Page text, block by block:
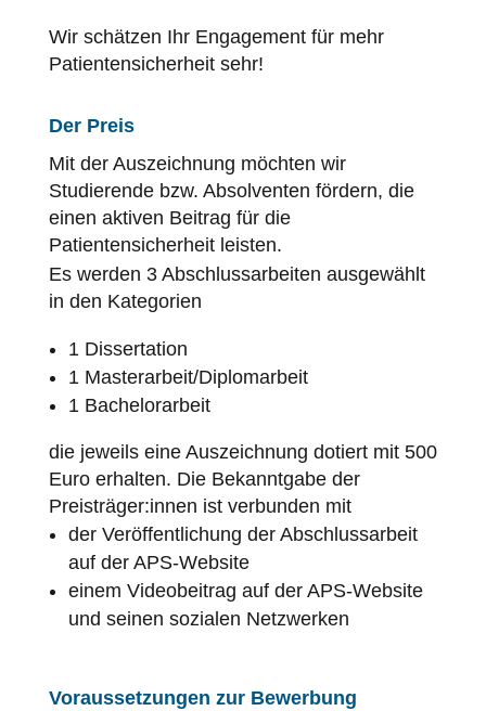
Wir schätzen Ihr Engagement für mehr
Patientensicherheitsehr!
Der Preis
Mit der Auszeichnung möchten wir
Studierende bzw. Absolventen fördern, die
einen aktiven Beitrag für die
Patientensicherheitleisten.
Es werden 3 Abschlussarbeiten ausgewählt
in den Kategorien
1 Dissertation
1 Masterarbeit/Diplomarbeit
1 Bachelorarbeit
die jeweils eine Auszeichnung dotiert mit 500
Euro erhalten. Die Bekanntgabe der
Preisträger:innen ist verbunden mit
der Veröffentlichung der Abschlussarbeit
auf der APS-Website
einem Videobeitrag auf der APS-Website
und seinen sozialen Netzwerken
Voraussetzungen zur Bewerbung